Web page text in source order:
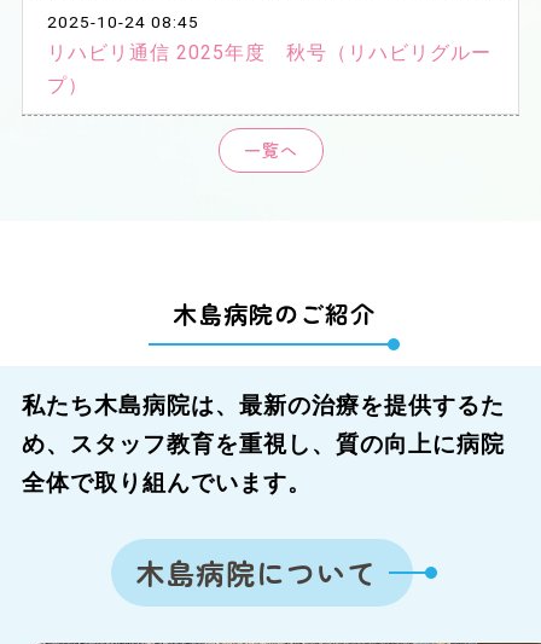
お問合わせフォーム
プライバシーポリシー
ご利用条件
2025-10-24 08:45
リハビリ通信 2025年度 秋号（リハビリグルー
プ）
一覧へ
木島病院のご紹介
私たち木島病院は、最新の治療を提供するた
め、スタッフ教育を重視し、質の向上に病院
全体で取り組んでいます。
木島病院について